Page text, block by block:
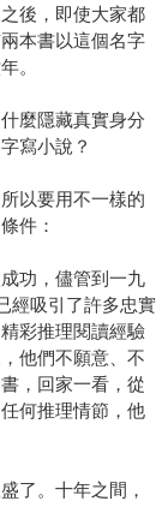
後，即使大家都
本書以這個名字
。
麼隱藏真實身分
寫小說？
以要用不一樣的
件：
功，儘管到一九
經吸引了許多忠實
彩推理閱讀經驗
他們不願意、不
，回家一看，從
何推理情節，他
了。十年之間，